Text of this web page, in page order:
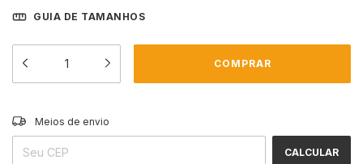
GUIA DE TAMANHOS
Entregas para o CEP:
Meios de envio
CALCULAR